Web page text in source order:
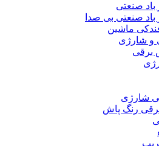
صنعتی
صنعتی بی صدا
ماشین
و شارژی
برقی
شارژی
رنگ پاش